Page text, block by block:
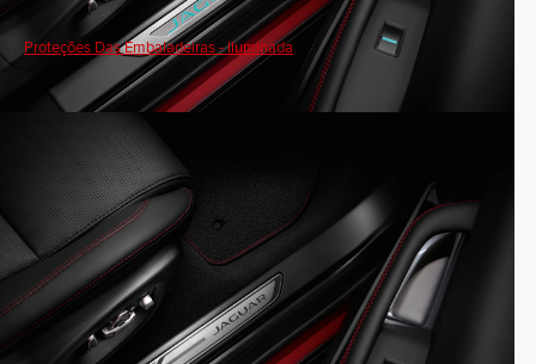
Proteções Das Embaladeiras - Iluminada